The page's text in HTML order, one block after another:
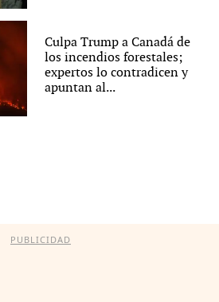
Culpa Trump a Canadá de
los incendios forestales;
expertos lo contradicen y
apuntan al...
PUBLICIDAD